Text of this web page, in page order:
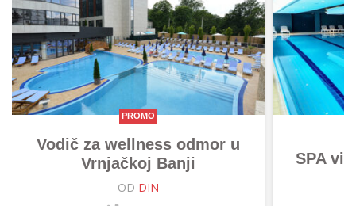
PROMO
Vodič za wellness odmor u
Vrnjačkoj Banji
OD DIN
SPA